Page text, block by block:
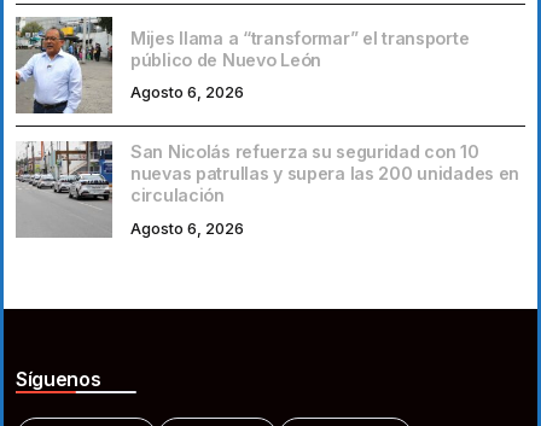
Mijes llama a “transformar” el transporte
público de Nuevo León
Agosto 6, 2026
San Nicolás refuerza su seguridad con 10
nuevas patrullas y supera las 200 unidades en
circulación
Agosto 6, 2026
Síguenos